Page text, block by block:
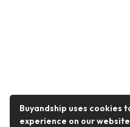
Buyandship uses cookies
experience on our